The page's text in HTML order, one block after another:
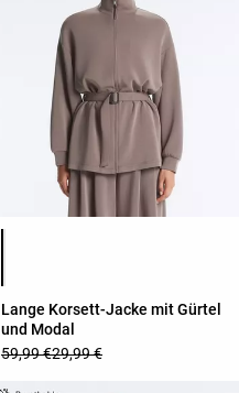
Produktfarbliste
Lange Korsett-Jacke mit Gürtel
und Modal
59,99 €29,99 €